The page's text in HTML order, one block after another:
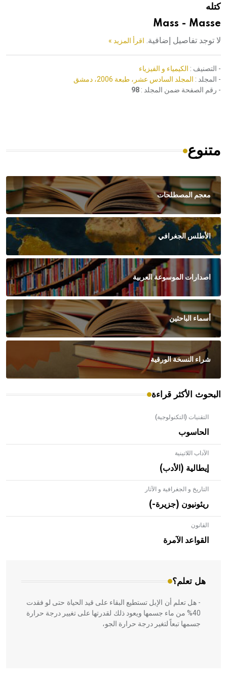
كتله
Mass - Masse
لا توجد تفاصيل إضافية. اقرأ المزيد »
- التصنيف : الكيمياء و الفيزياء
- المجلد : المجلد السادس عشر، طبعة 2006، دمشق
- رقم الصفحة ضمن المجلد : 98
متنوع
معجم المصطلحات
الأطلس الجغرافي
اصدارات الموسوعة العربية
أسماء الباحثين
شراء النسخة الورقية
البحوث الأكثر قراءة
التقنيات (التكنولوجية)
الحاسوب
الآداب اللاتينية
إيطالية (الأدب)
التاريخ و الجغرافية و الآثار
ريئونيون (جزيرة-)
القانون
القواعد الآمرة
هل تعلم؟
- هل تعلم أن الأبلق نوع من الفنون الهندسية التي ارتبطت
بالعمارة الإسلامية في بلاد الشام ومصر خاصة، حيث يحرص
المعمار على بناء مداميكه وخاصة في الواجهات
- هل تعلم أن الإبل تستطيع البقاء على قيد الحياة حتى لو فقدت
40% من ماء جسمها ويعود ذلك لقدرتها على تغيير درجة حرارة
جسمها تبعاً لتغير درجة حرارة الجو،